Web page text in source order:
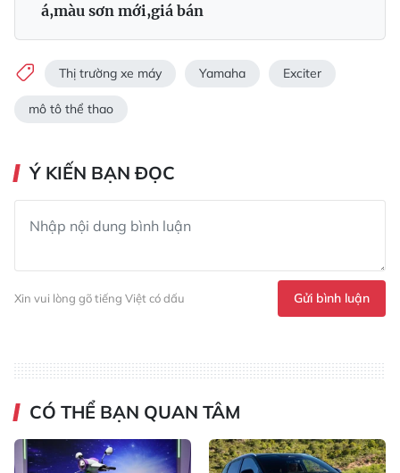
á,màu sơn mới,giá bán
Thị trường xe máy Yamaha Exciter
mô tô thể thao
Ý KIẾN BẠN ĐỌC
Xin vui lòng gõ tiếng Việt có dấu Gửi bình luận
CÓ THỂ BẠN QUAN TÂM